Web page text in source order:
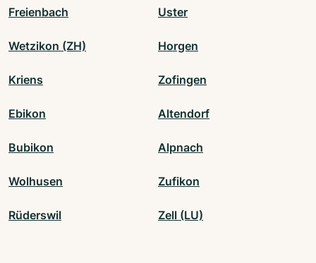
Freienbach Uster
Wetzikon (ZH) Horgen
Kriens Zofingen
Ebikon Altendorf
Bubikon Alpnach
Wolhusen Zufikon
Rüderswil Zell (LU)